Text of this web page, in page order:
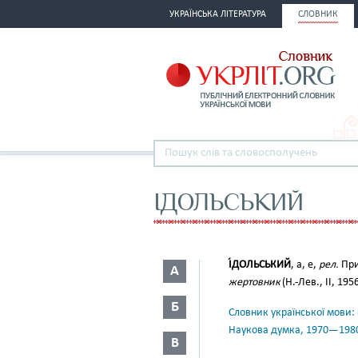
УКРАЇНСЬКА ЛІТЕРАТУРА СЛОВНИК
ІДОЛЬСЬКИЙ
А
Б
В
І́ДОЛЬСЬКИЙ, а, е, рел.
жертовник(Н.-Лев., II,
Словник української
Наукова думка,